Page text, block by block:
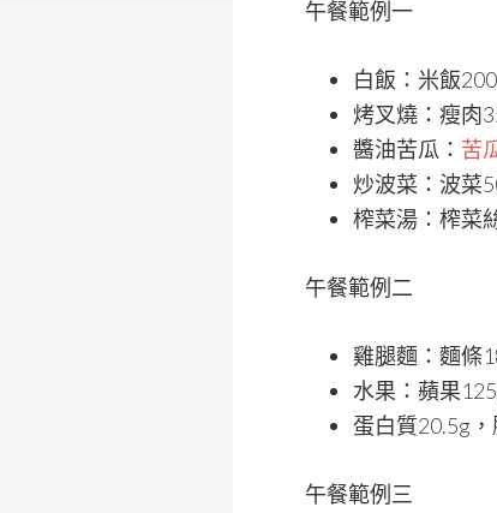
午餐範例一
白飯：米飯
烤叉燒：瘦肉
醬油苦瓜： 苦
炒波菜：波菜
榨菜湯：榨菜
午餐範例二
雞腿麵：麵條
水果：蘋果
蛋白質20.5g
午餐範例三